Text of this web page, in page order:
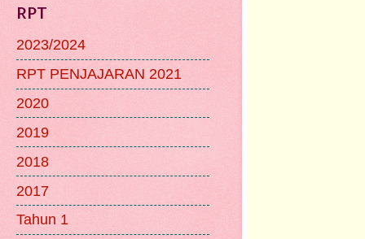
RPT
2023/2024
RPT PENJAJARAN 2021
2020
2019
2018
2017
Tahun 1